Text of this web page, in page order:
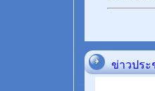
ข่าวปร